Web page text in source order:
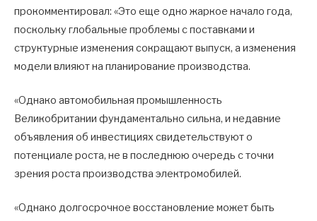
прокомментировал: «Это еще одно жаркое начало года,
поскольку глобальные проблемы с поставками и
структурные изменения сокращают выпуск, а изменения
модели влияют на планирование производства.
«Однако автомобильная промышленность
Великобритании фундаментально сильна, и недавние
объявления об инвестициях свидетельствуют о
потенциале роста, не в последнюю очередь с точки
зрения роста производства электромобилей.
«Однако долгосрочное восстановление может быть